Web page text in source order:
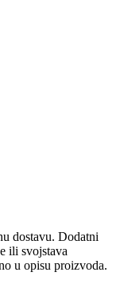
​​dostavu. Dodatni
ili svojstava
u opisu proizvoda.